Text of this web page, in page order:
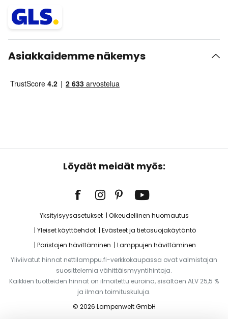
Asiakkaidemme näkemys
Löydät meidät myös:
Yksityisyysasetukset
Oikeudellinen huomautus
Yleiset käyttöehdot
Evästeet ja tietosuojakäytäntö
Paristojen hävittäminen
Lamppujen hävittäminen
Yliviivatut hinnat nettilamppu.fi-verkkokaupassa ovat valmistajan
suosittelemia vähittäismyyntihintoja.
Kaikkien tuotteiden hinnat on ilmoitettu euroina, sisältäen ALV 25,5 %
ja ilman toimituskuluja.
© 2026 Lampenwelt GmbH